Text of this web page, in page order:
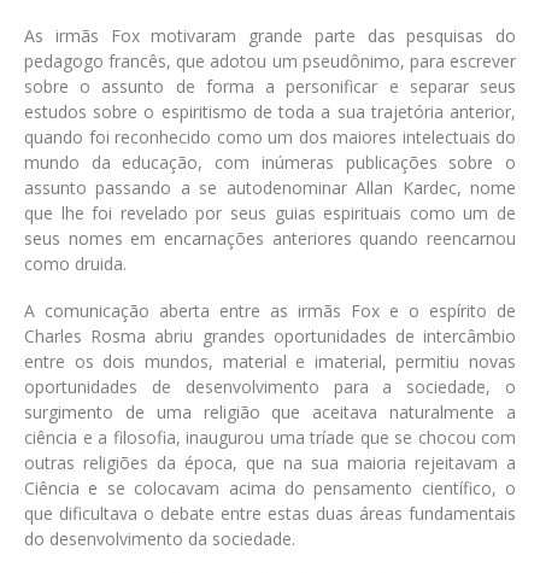
As irmãs Fox motivaram grande parte das pesquisas do
pedagogo francês, que adotou um pseudônimo, para escrever
sobre o assunto de forma a personificar e separar seus
estudos sobre o espiritismo de toda a sua trajetória anterior,
quando foi reconhecido como um dos maiores intelectuais do
mundo da educação, com inúmeras publicações sobre o
assunto passando a se autodenominar Allan Kardec, nome
que lhe foi revelado por seus guias espirituais como um de
seus nomes em encarnações anteriores quando reencarnou
como druida.
A comunicação aberta entre as irmãs Fox e o espírito de
Charles Rosma abriu grandes oportunidades de intercâmbio
entre os dois mundos, material e imaterial, permitiu novas
oportunidades de desenvolvimento para a sociedade, o
surgimento de uma religião que aceitava naturalmente a
ciência e a filosofia, inaugurou uma tríade que se chocou com
outras religiões da época, que na sua maioria rejeitavam a
Ciência e se colocavam acima do pensamento científico, o
que dificultava o debate entre estas duas áreas fundamentais
do desenvolvimento da sociedade.